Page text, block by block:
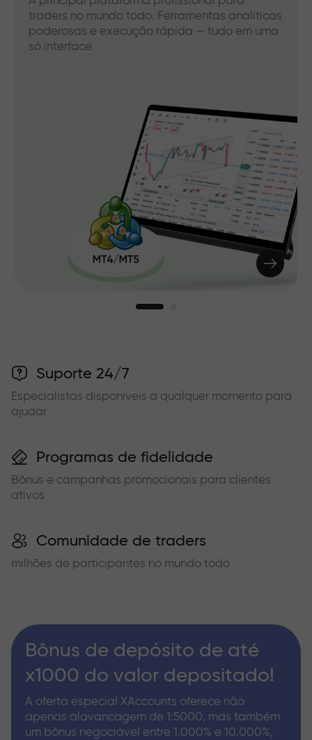
traders no mundo todo. Ferramentas analíticas
poderosas e execução rápida — tudo em uma
só interface
Suporte 24/7
Especialistas disponíveis a qualquer momento para
ajudar
Programas de fidelidade
Bônus e campanhas promocionais para clientes
ativos
Comunidade de traders
milhões de participantes no mundo todo
Bônus de depósito de até
x1000 do valor depositado!
A oferta especial XAccounts oferece não
apenas alavancagem de 1:5000, mas também
um bônus negociável entre 1.000% e 10.000%,